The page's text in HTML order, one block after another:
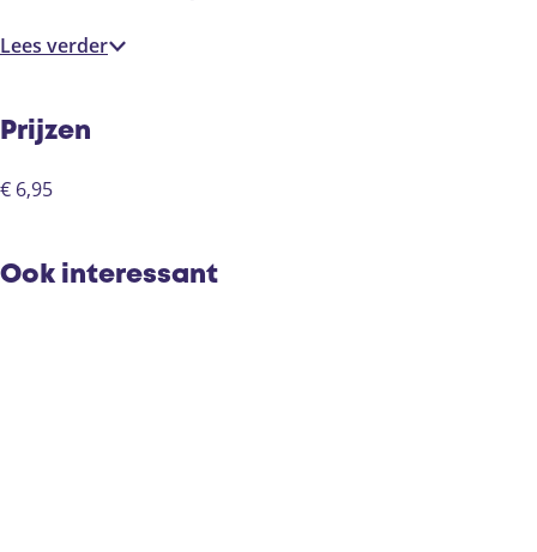
Lees verder
Prijzen
€ 6,95
Ook interessant